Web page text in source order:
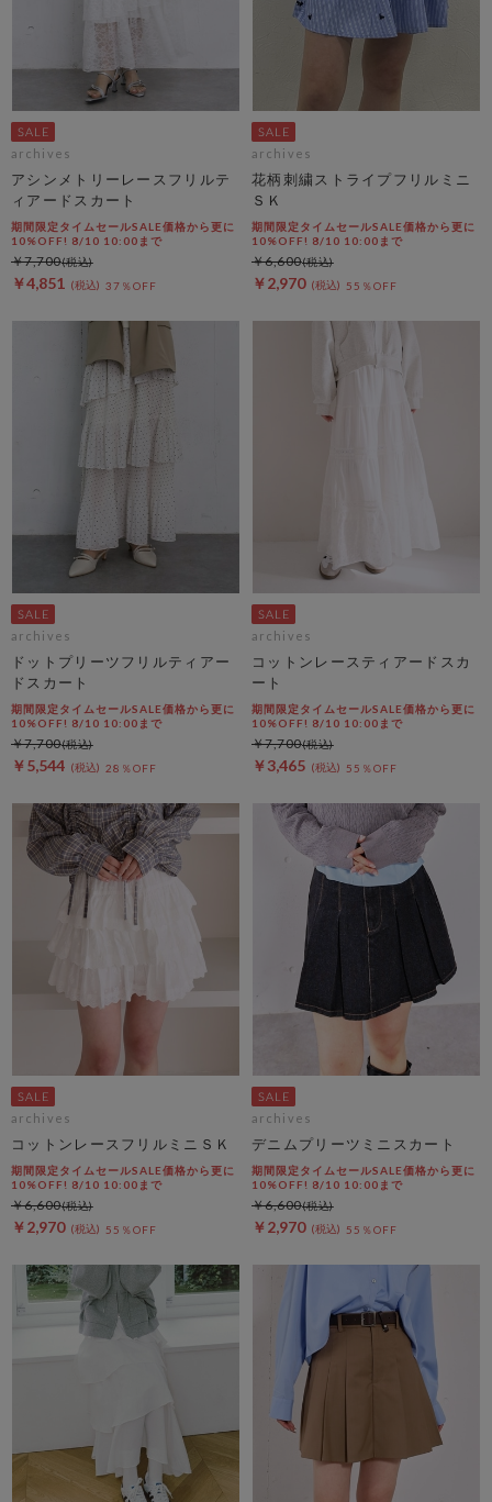
archives
アシンメトリーレースフリルテ
ィアードスカート
期間限定タイムセールSALE価格から更に
10%OFF! 8/10 10:00まで
￥4,851 37％OFF
￥7,700
archives
花柄刺繍ストライプフリルミニ
ＳＫ
期間限定タイムセールSALE価格から更に
10%OFF! 8/10 10:00まで
￥2,970 55％OFF
￥6,600
archives
ドットプリーツフリルティアー
ドスカート
期間限定タイムセールSALE価格から更に
10%OFF! 8/10 10:00まで
￥5,544 28％OFF
￥7,700
archives
コットンレースティアードスカ
ート
期間限定タイムセールSALE価格から更に
10%OFF! 8/10 10:00まで
￥3,465 55％OFF
￥7,700
archives
コットンレースフリルミニＳＫ
期間限定タイムセールSALE価格から更に
10%OFF! 8/10 10:00まで
￥2,970 55％OFF
￥6,600
archives
デニムプリーツミニスカート
期間限定タイムセールSALE価格から更に
10%OFF! 8/10 10:00まで
￥2,970 55％OFF
￥6,600